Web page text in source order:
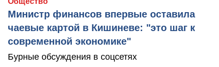
Министр финансов впервые оставила
чаевые картой в Кишиневе: "это шаг к
современной экономике"
Бурные обсуждения в соцсетях